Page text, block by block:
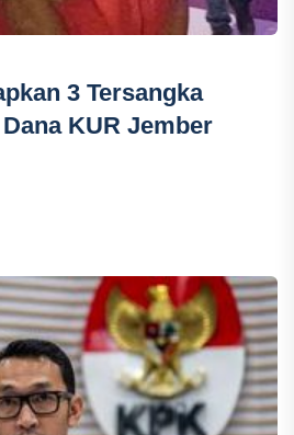
3 Tersangka
KUR Jember